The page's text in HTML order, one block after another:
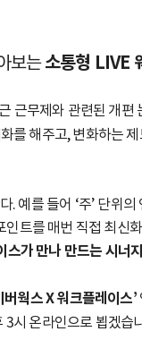
보는소통형 LIVE
근무제와 관련된 개편
를 해주고, 변화하는
. 예를 들어 ‘주’ 단위
트를 매번 직접 최
가 만나 만드는 시너지
버웍스 X 워크플레이스’
3시 온라인으로 뵙겠습